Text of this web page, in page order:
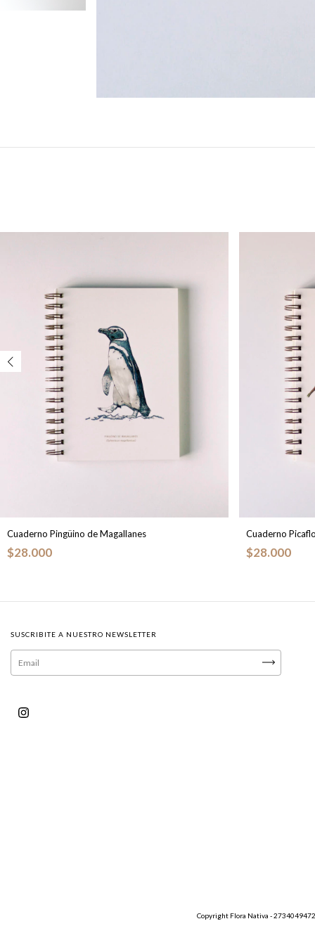
Cuaderno Pingüino de Magallanes
$28.000
Cuaderno
$28.000
SUSCRIBITE A NUESTRO NEWSLETTER
Copyright Flora Nativa -